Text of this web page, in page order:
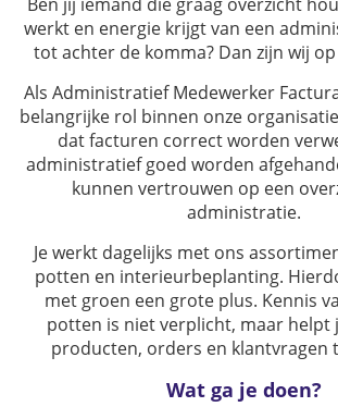
werkt en energie krijgt van een
tot achter de komma? Dan zijn wij
Als Administratief Medewerker
belangrijke rol binnen onze
dat facturen correct worden
administratief goed worden
kunnen vertrouwen op een
administratie.
Je werkt dagelijks met ons
potten en interieurbeplanting.
met groen een grote plus. Kennis
potten is niet verplicht, maar helpt
producten, orders en klantvragen
Wat ga je doen?